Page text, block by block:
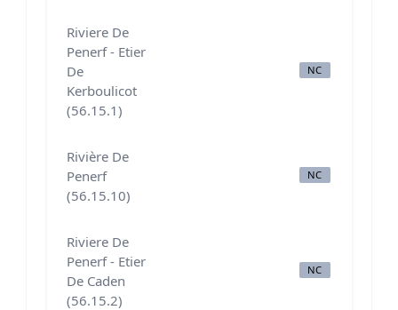
Riviere De
Penerf - Etier
De
Kerboulicot
(56.15.1)
NC
Rivière De
Penerf
(56.15.10)
NC
Riviere De
Penerf - Etier
De Caden
(56.15.2)
NC